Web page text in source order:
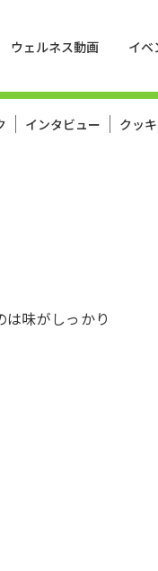
ウェルネス動画 イベ
インタビュー クッ
味がしっかり